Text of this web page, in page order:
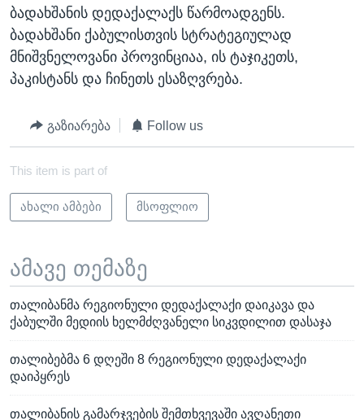
ბადახშანის დედაქალაქს წარმოადგენს.
ბადახშანი ქაბულისთვის სტრატეგიულად
მნიშვნელოვანი პროვინციაა, ის ტაჯიკეთს,
პაკისტანს და ჩინეთს ესაზღვრება.
გაზიარება Follow us
This item is part of
ახალი ამბები მსოფლიო
ამავე თემაზე
თალიბანმა რეგიონული დედაქალაქი დაიკავა და
ქაბულში მედიის ხელმძღვანელი სიკვდილით დასაჯა
თალიბებმა 6 დღეში 8 რეგიონული დედაქალაქი
დაიპყრეს
თალიბანის გამარჯვების შემთხვევაში ავღანეთი